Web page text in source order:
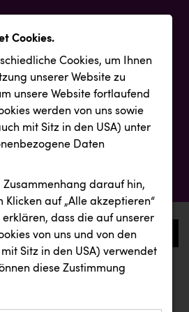
0
Cookies.
Cookies, um Ihnen
unserer Website zu
unsere Website fortlaufend
werden von uns sowie
mit Sitz in den USA) unter
Daten
Zusammenhang darauf hin,
Klicken auf „Alle akzeptieren“
dass die auf unserer
von uns und von den
Sitz in den USA) verwendet
diese Zustimmung